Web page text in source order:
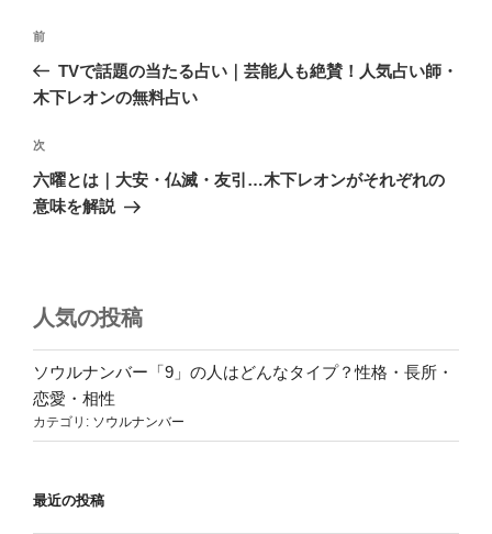
投
ナ
ゲ
ー
シ
前
の
投
前
TVで話題の当たる占い｜芸能人も絶賛！人気占い師・
木下レオンの無料占い
次
の
投
次
六曜とは｜大安・仏滅・友引…木下レオンがそれぞれの
意味を解説
人気の投稿
ソウルナンバー「9」の人はどんなタイプ？性格・長所・
恋愛・相性
カテゴリ: ソウルナンバー
最近の投稿